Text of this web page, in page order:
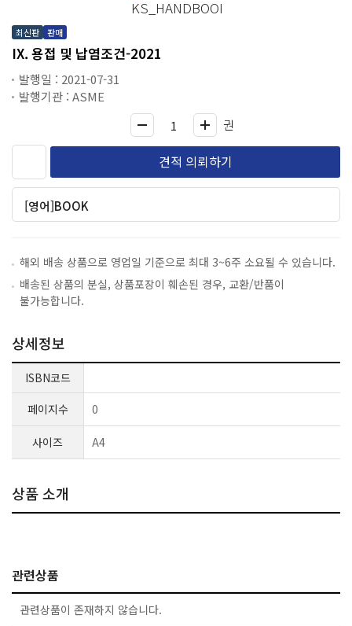
최신판 판매
IX. 용접 및 납염조건-2021
발행일 : 2021-07-31
발행기관 : ASME
권
견적 의뢰하기
[영어]BOOK
해외 배송 상품으로 영업일 기준으로 최대 3~6주 소요될 수 있습니다.
배송된 상품의 분실, 상품포장이 훼손된 경우, 교환/반품이
불가능합니다.
상세정보
ISBN코드
페이지수
0
사이즈 A4
상품 소개
관련상품
관련상품이 존재하지 않습니다.